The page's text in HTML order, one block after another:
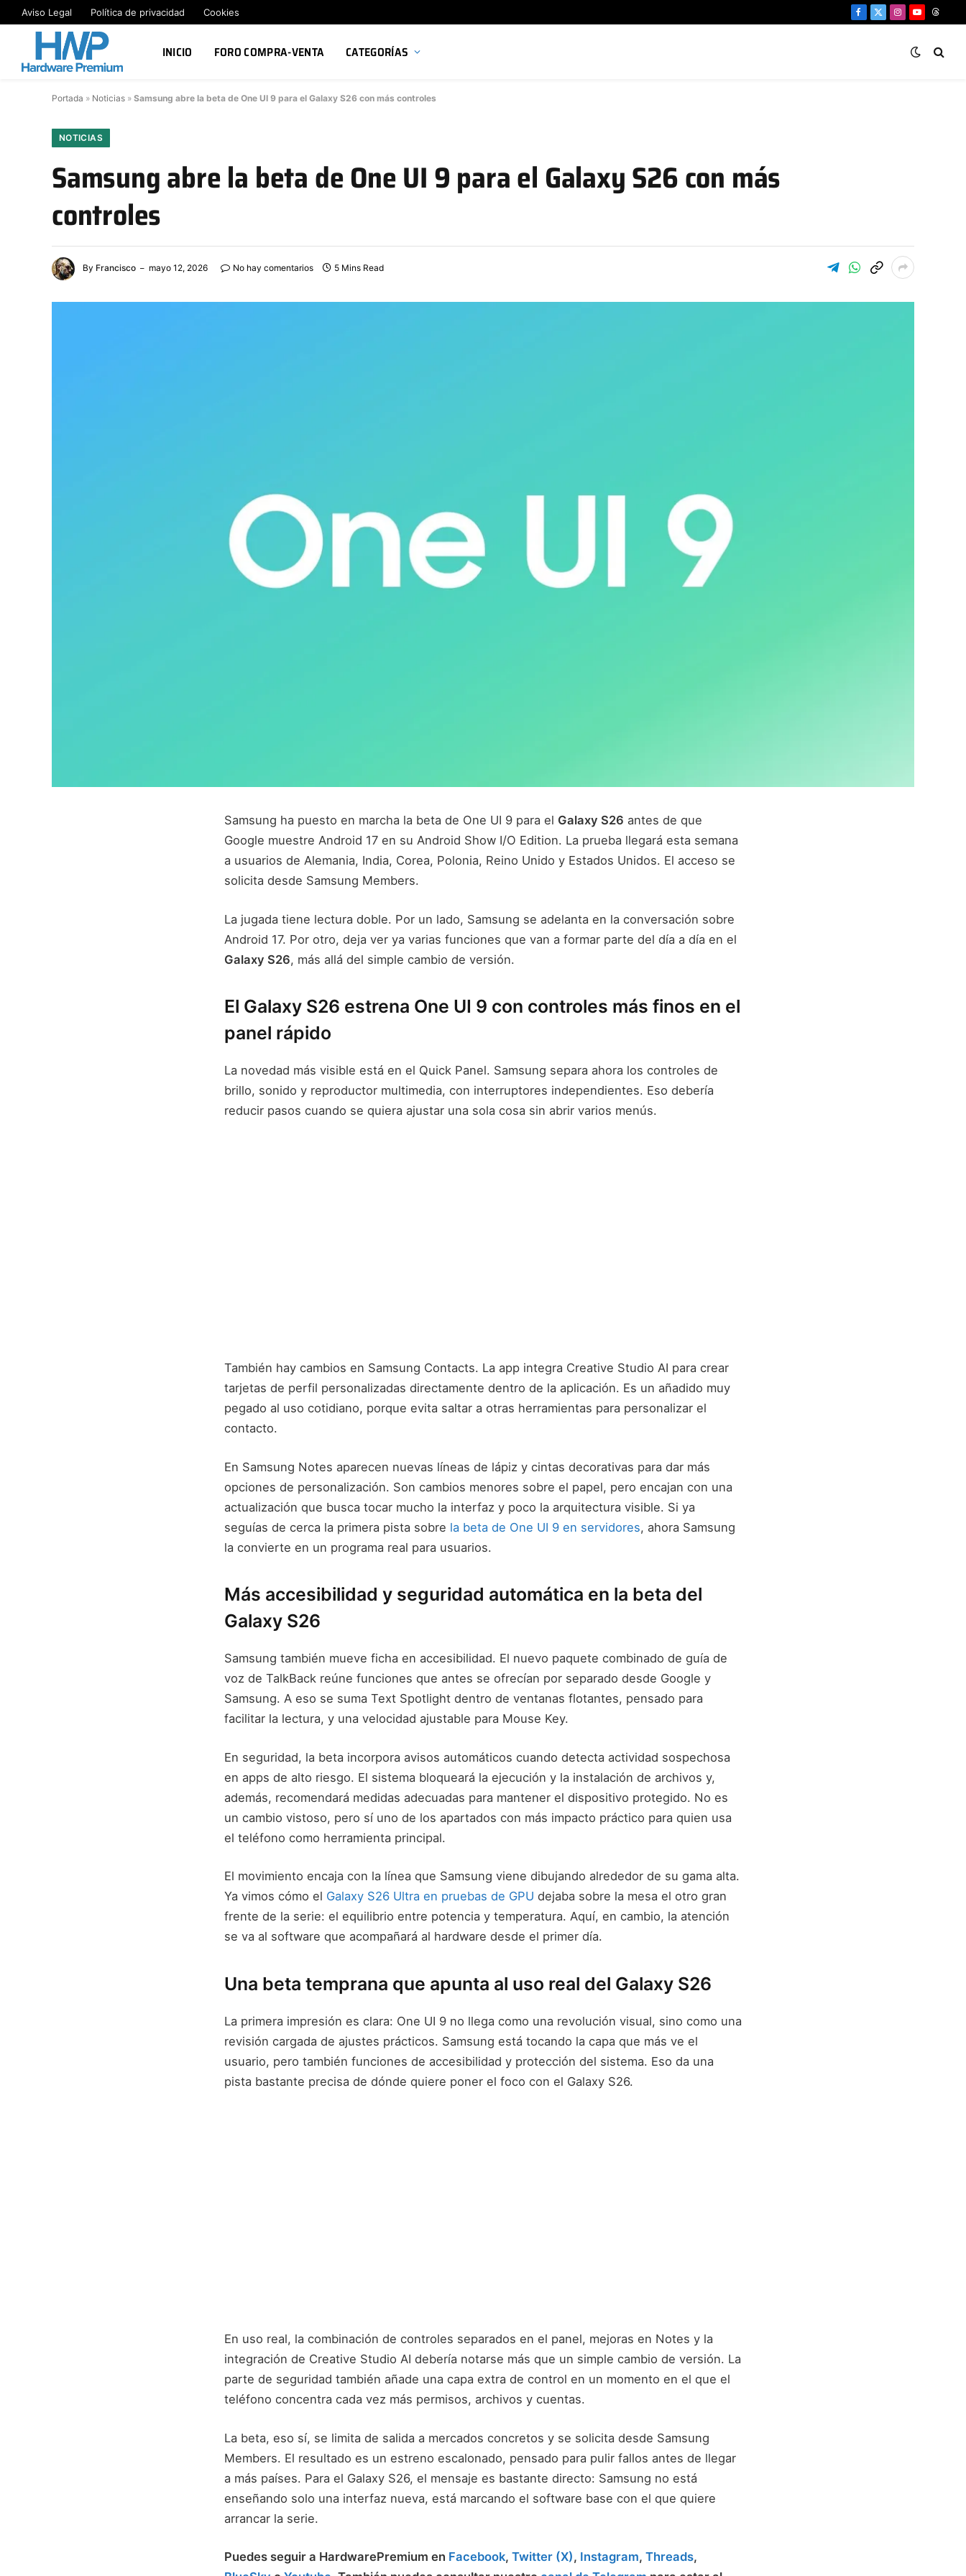
Aviso Legal Política de privacidad Cookies
Facebook
X
Instagram
YouTube
INICIO FORO COMPRA-VENTA CATEGORÍAS
Portada » Noticias » Samsung abre la beta de One UI 9 para el Galaxy S26 con más controles
NOTICIAS
Samsung abre la beta de One UI 9 para el Galaxy S26 con más
controles
By Francisco mayo 12, 2026 No hay comentarios 5 Mins Read
Samsung ha puesto en marcha la beta de One UI 9 para el Galaxy S26 antes de que
Google muestre Android 17 en su Android Show I/O Edition. La prueba llegará esta semana
a usuarios de Alemania, India, Corea, Polonia, Reino Unido y Estados Unidos. El acceso se
solicita desde Samsung Members.
La jugada tiene lectura doble. Por un lado, Samsung se adelanta en la conversación sobre
Android 17. Por otro, deja ver ya varias funciones que van a formar parte del día a día en el
Galaxy S26, más allá del simple cambio de versión.
El Galaxy S26 estrena One UI 9 con controles más finos en el
panel rápido
La novedad más visible está en el Quick Panel. Samsung separa ahora los controles de
brillo, sonido y reproductor multimedia, con interruptores independientes. Eso debería
reducir pasos cuando se quiera ajustar una sola cosa sin abrir varios menús.
También hay cambios en Samsung Contacts. La app integra Creative Studio AI para crear
tarjetas de perfil personalizadas directamente dentro de la aplicación. Es un añadido muy
pegado al uso cotidiano, porque evita saltar a otras herramientas para personalizar el
contacto.
En Samsung Notes aparecen nuevas líneas de lápiz y cintas decorativas para dar más
opciones de personalización. Son cambios menores sobre el papel, pero encajan con una
actualización que busca tocar mucho la interfaz y poco la arquitectura visible. Si ya
seguías de cerca la primera pista sobre la beta de One UI 9 en servidores, ahora Samsung
la convierte en un programa real para usuarios.
Más accesibilidad y seguridad automática en la beta del
Galaxy S26
Samsung también mueve ficha en accesibilidad. El nuevo paquete combinado de guía de
voz de TalkBack reúne funciones que antes se ofrecían por separado desde Google y
Samsung. A eso se suma Text Spotlight dentro de ventanas flotantes, pensado para
facilitar la lectura, y una velocidad ajustable para Mouse Key.
En seguridad, la beta incorpora avisos automáticos cuando detecta actividad sospechosa
en apps de alto riesgo. El sistema bloqueará la ejecución y la instalación de archivos y,
además, recomendará medidas adecuadas para mantener el dispositivo protegido. No es
un cambio vistoso, pero sí uno de los apartados con más impacto práctico para quien usa
el teléfono como herramienta principal.
El movimiento encaja con la línea que Samsung viene dibujando alrededor de su gama alta.
Ya vimos cómo el Galaxy S26 Ultra en pruebas de GPU dejaba sobre la mesa el otro gran
frente de la serie: el equilibrio entre potencia y temperatura. Aquí, en cambio, la atención
se va al software que acompañará al hardware desde el primer día.
Una beta temprana que apunta al uso real del Galaxy S26
La primera impresión es clara: One UI 9 no llega como una revolución visual, sino como una
revisión cargada de ajustes prácticos. Samsung está tocando la capa que más ve el
usuario, pero también funciones de accesibilidad y protección del sistema. Eso da una
pista bastante precisa de dónde quiere poner el foco con el Galaxy S26.
En uso real, la combinación de controles separados en el panel, mejoras en Notes y la
integración de Creative Studio AI debería notarse más que un simple cambio de versión. La
parte de seguridad también añade una capa extra de control en un momento en el que el
teléfono concentra cada vez más permisos, archivos y cuentas.
La beta, eso sí, se limita de salida a mercados concretos y se solicita desde Samsung
Members. El resultado es un estreno escalonado, pensado para pulir fallos antes de llegar
a más países. Para el Galaxy S26, el mensaje es bastante directo: Samsung no está
enseñando solo una interfaz nueva, está marcando el software base con el que quiere
arrancar la serie.
Puedes seguir a HardwarePremium en Facebook, Twitter (X), Instagram, Threads,